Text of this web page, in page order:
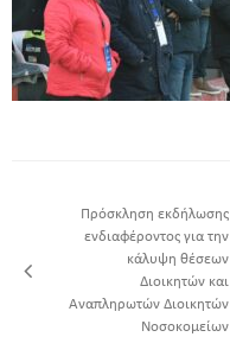
Πρόσκληση εκδήλωσης
ενδιαφέροντος για την
κάλυψη θέσεων
Διοικητών και
Αναπληρωτών Διοικητών
Νοσοκομείων